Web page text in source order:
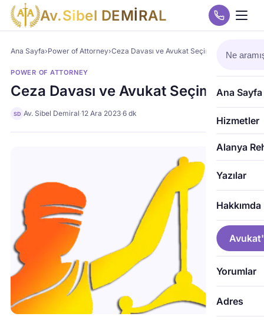
Av.Sibel DEMİRAL
Ana Sayfa
Hizmetler
Alanya
Yazılar
Hakkımda
Yorumlar
Adres
Ana Sayfa›Power of Attorney›Ceza Davası ve Avukat Seçimi
POWER OF ATTORNEY
Ceza Davası ve Avukat Seçimi
SD Av. Sibel Demiral·12 Ara 2023·6 dk